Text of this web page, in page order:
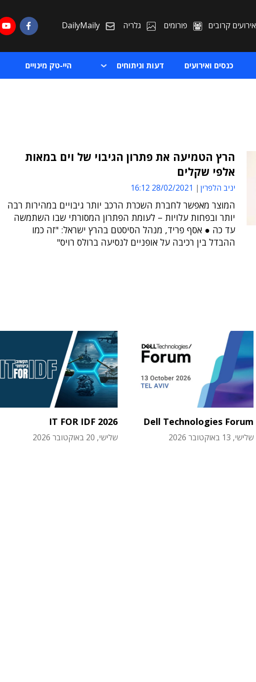
אירועים קרובים פורומים גלריה DailyMaily
כנסים ואירועים דעות וניתוחים היי-טק מינויים
הרץ הטמיעה את פתרון הגיבוי של וים במאות
אלפי שקלים
יניב הלפרין 28/02/2021 16:12
המוצר מאפשר לחברת השכרת הרכב יותר גיבויים במהירות רבה
יותר ובפחות עלויות – לעומת הפתרון המסורתי שבו השתמשה
עד כה ● אסף פריד, מנהל הסיסטם בהרץ ישראל: "זה כמו
ההבדל בין רכיבה על אופניים לנסיעה ברולס רויס"
Dell Technologies Forum
שלישי, 13 באוקטובר 2026
IT FOR IDF 2026
שלישי, 20 באוקטובר 2026